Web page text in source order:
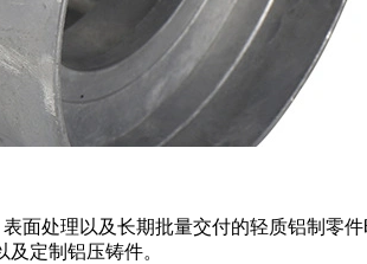
面处理以及长期批量交付的轻质铝制零件
定制铝压铸件。